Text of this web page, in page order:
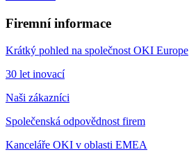
Firemní informace
Krátký pohled na společnost OKI Europe
30 let inovací
Naši zákazníci
Společenská odpovědnost firem
Kanceláře OKI v oblasti EMEA